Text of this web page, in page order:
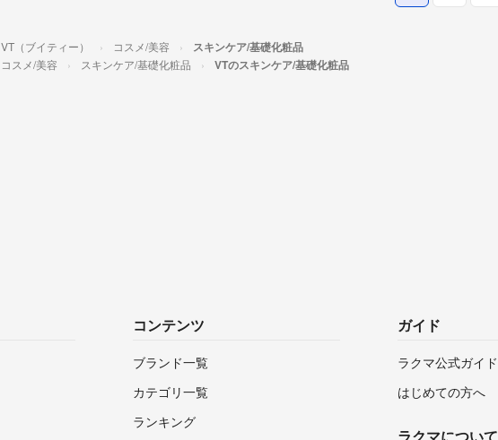
VT（ブイティー） コスメ/美容 スキンケア/基礎化粧品
コスメ/美容 スキンケア/基礎化粧品 VTのスキンケア/基礎化粧品
コンテンツ
ブランド一覧
カテゴリ一覧
ランキング
ガイド
ラクマ公式ガイド
はじめての方へ